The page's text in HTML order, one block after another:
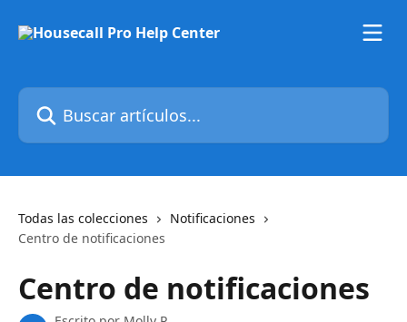
Buscar artículos...
Todas las colecciones
Notificaciones
Centro de notificaciones
Centro de notificaciones